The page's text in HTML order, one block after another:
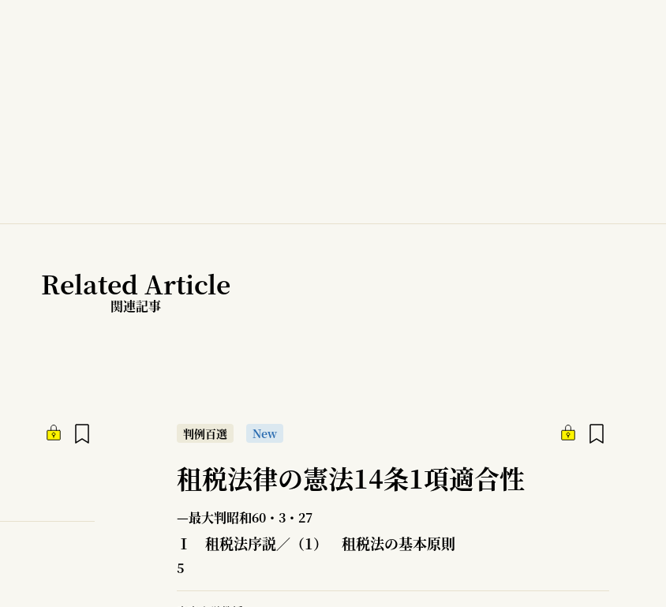
Related Article
関連記事
判例百選 New
租税法律の憲法14条1項適合性
—最大判昭和60・3・27
Ⅰ 租税法序説／（1） 租税法の基本原則
5